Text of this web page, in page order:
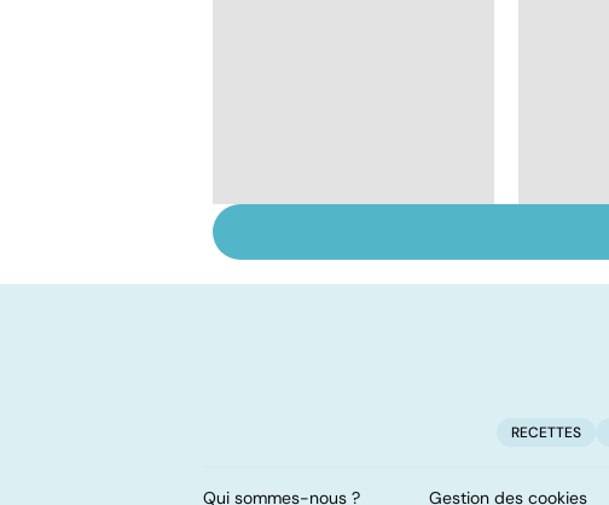
affection à traiter
RECETTES
Qui sommes-nous ? Gestion des cookies